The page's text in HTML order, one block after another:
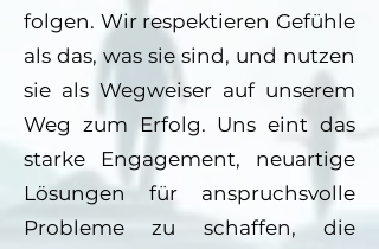
folgen. Wir respektieren Gefühle
als das, was sie sind, und nutzen
sie als Wegweiser auf unserem
Weg zum Erfolg. Uns eint das
starke Engagement, neuartige
Lösungen für anspruchsvolle
Probleme zu schaffen, die